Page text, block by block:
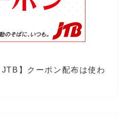
】クーポン配布は使わ